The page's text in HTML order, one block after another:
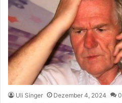
Uli Singer Dezember 4, 2024 0